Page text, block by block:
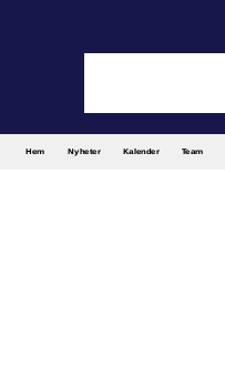
Hem Nyheter Kalender Team